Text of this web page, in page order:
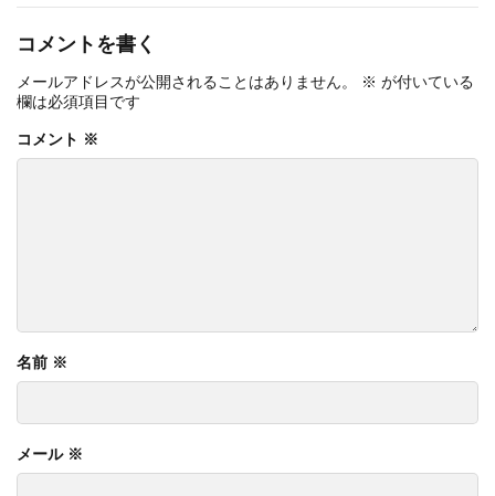
コメントを書く
メールアドレスが公開されることはありません。 ※ が付いている
欄は必須項目です
コメント ※
名前 ※
メール ※